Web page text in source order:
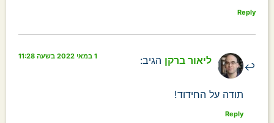
Reply
ליאור ברקן הגיב: 1 במאי 2022 בשעה 11:28
תודה על החידוד!
Reply